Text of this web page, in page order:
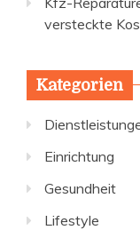
versteckte
Kategorien
Einrichtung
Gesundheit
Lifestyle